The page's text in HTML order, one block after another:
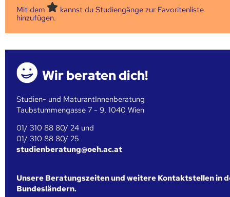
Mit dem
kannst du Studiengänge zur Favoritenliste
hinzufügen.
Wir beraten dich!
Studien- und MaturantInnenberatung
Taubstummengasse 7 - 9, 1040 Wien
01/ 310 88 80/ 24 und
01/ 310 88 80/ 25
studienberatung@oeh.ac.at
Unsere Beratungszeiten und weitere Kontaktstellen in
Bundesländern.